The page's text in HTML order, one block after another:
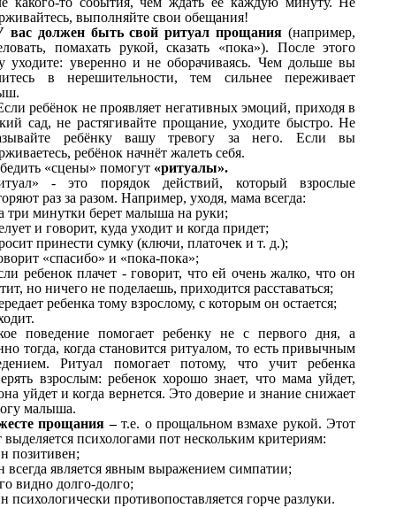
выполняйте свои обещания!
вас должен быть свой ритуал прощания (например,
помахать рукой, сказать «пока»). После этого
уходите: уверенно и не оборачиваясь. Чем дольше вы
в нерешительности, тем сильнее переживает
ребёнок не проявляет негативных эмоций, приходя в
сад, не растягивайте прощание, уходите быстро. Не
ребёнку вашу тревогу за него. Если вы
ребёнок начнёт жалеть себя.
«сцены» помогут «ритуалы».
- это порядок действий, который взрослые
раз за разом. Например, уходя, мама всегда:
три минутки берет малыша на руки;
и говорит, куда уходит и когда придет;
принести сумку (ключи, платочек и т. д.);
«спасибо» и «пока-пока»;
ребенок плачет - говорит, что ей очень жалко, что он
но ничего не поделаешь, приходится расставаться;
ребенка тому взрослому, с которым он остается;
поведение помогает ребенку не с первого дня, а
тогда, когда становится ритуалом, то есть привычным
Ритуал помогает потому, что учит ребенка
взрослым: ребенок хорошо знает, что мама уйдет,
уйдет и когда вернется. Это доверие и знание снижает
малыша.
прощания –т.е. о прощальном взмахе рукой. Этот
выделяется психологами пот нескольким критериям:
позитивен;
всегда является явным выражением симпатии;
видно долго-долго;
психологически противопоставляется горче разлуки.